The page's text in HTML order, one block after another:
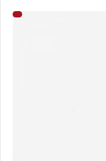
Produktbilleder